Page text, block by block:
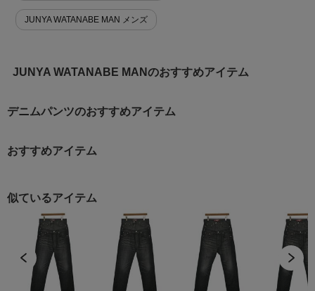
JUNYA WATANABE MAN メンズ
JUNYA WATANABE MANのおすすめアイテム
デニムパンツのおすすめアイテム
おすすめアイテム